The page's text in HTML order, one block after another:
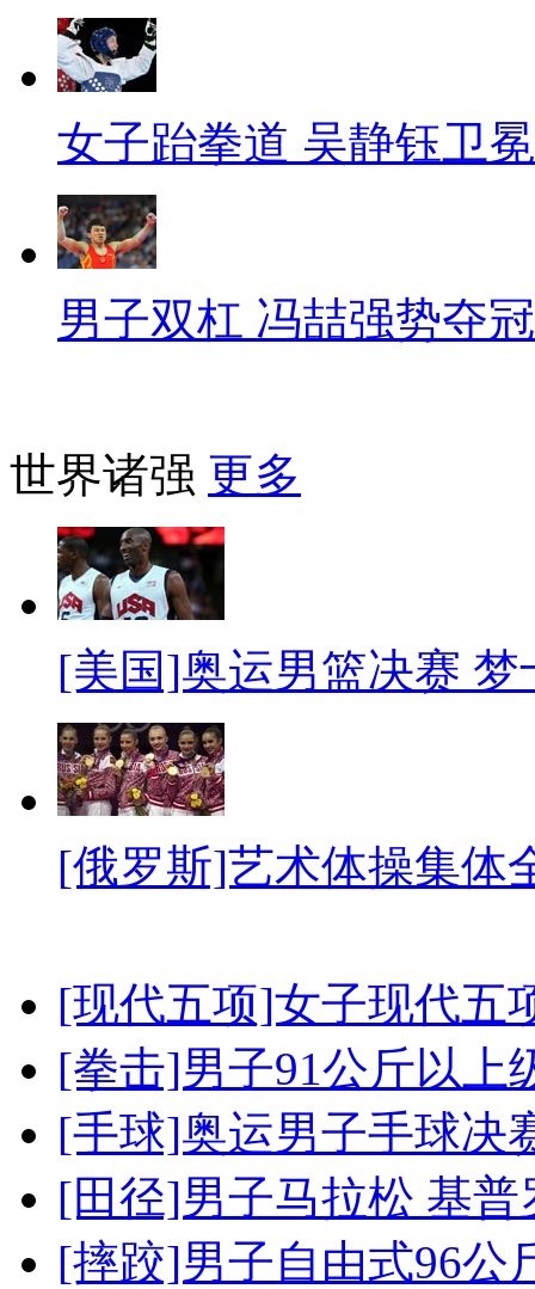
女子跆拳道 吴静钰卫冕
男子双杠 冯喆强势夺冠
世界诸强 更多
[美国]奥运男篮决赛
[俄罗斯]艺术体操集体
[现代五项]女子现代五
[拳击]男子91公斤以上
[手球]奥运男子手球决
[田径]男子马拉松 基
[摔跤]男子自由式96公